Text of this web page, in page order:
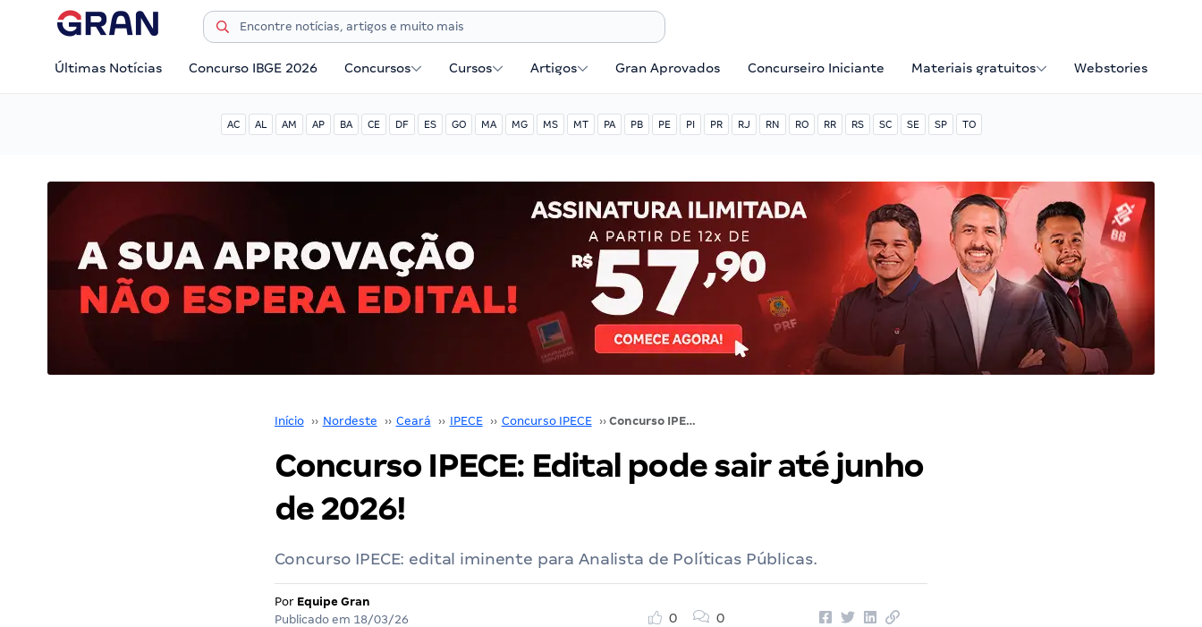
Últimas Notícias Concurso IBGE 2026 Concursos Cursos Artigos Gran Aprovados Concurseiro Iniciante Materiais gratuitos Webstories
AC AL AM AP BA CE DF ES GO MA MG MS MT PA PB PE PI PR RJ RN RO RR RS SC SE SP TO
Início ›› Nordeste ›› Ceará ›› IPECE ›› Concurso IPECE ›› Concurso IPECE: Edital pode sair até junho de 2026!
Concurso IPECE: Edital pode sair até junho
de 2026!
Concurso IPECE: edital iminente para Analista de Políticas Públicas.
Por Equipe Gran
Publicado em 18/03/26
0 0